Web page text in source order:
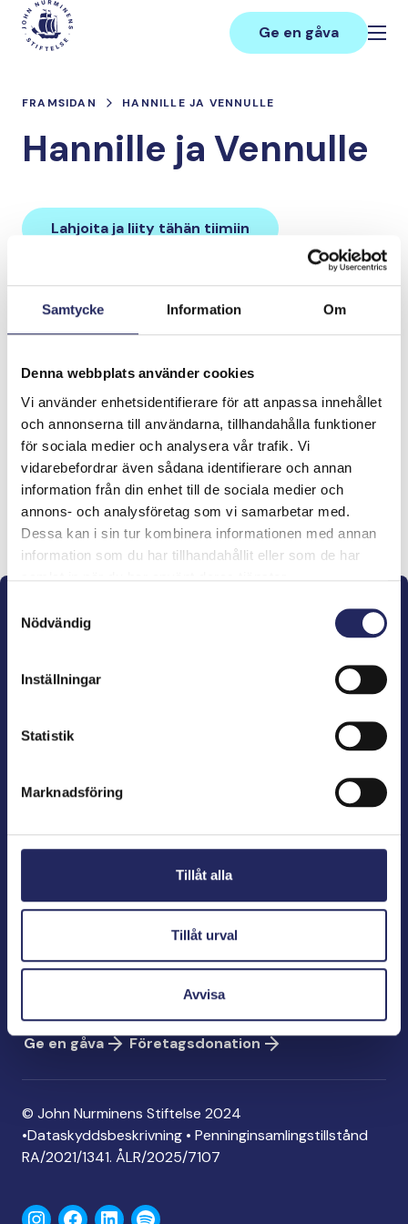
Samtycke Information Om
Denna webbplats använder cookies
Vi använder enhetsidentifierare för att anpassa innehållet
och annonserna till användarna, tillhandahålla funktioner
för sociala medier och analysera vår trafik. Vi
vidarebefordrar även sådana identifierare och annan
information från din enhet till de sociala medier och
annons- och analysföretag som vi samarbetar med.
Dessa kan i sin tur kombinera informationen med annan
information som du har tillhandahållit eller som de har
Nödvändig
Inställningar
Statistik
Marknadsföring
Tillåt alla
Tillåt urval
Avvisa
Hoppa
innehåll
Main
Ge en gåva
FRAMSIDAN HANNILLE JA VENNULLE
Hannille ja Vennulle
Lahjoita ja liity tähän tiimiin
Tiimin lahjoitukset yhteensä:
Tiimille tehdyt
lahjoitukset
Lahjoita ja liity tähän tiimiin
kulturens väktare och utgivare av marin litteratur.
Bölegatan 2
00240 Helsingfors
Kontaktinformation
Ge en gåva
Ge en gåva
Företagsdonation
© John Nurminens Stiftelse 2024
•Dataskyddsbeskrivning • Penninginsamlingstillstånd
RA/2021/1341. ÅLR/2025/7107